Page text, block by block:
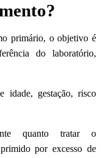
primário, o objetivo é
do laboratório,
idade, gestação, risco
quanto tratar o
por excesso de